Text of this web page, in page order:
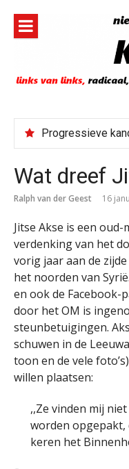
inhoud
Wat dreef
Ralph van der Geest 16
Jitse Akse is een
verdenking van het
vorig jaar aan de
het noorden van
en ook de Facebook-
door het OM is
steunbetuigingen.
schuwen in de
toon en de vele
willen plaatsen:
,,Ze vinden mij
worden
keren het